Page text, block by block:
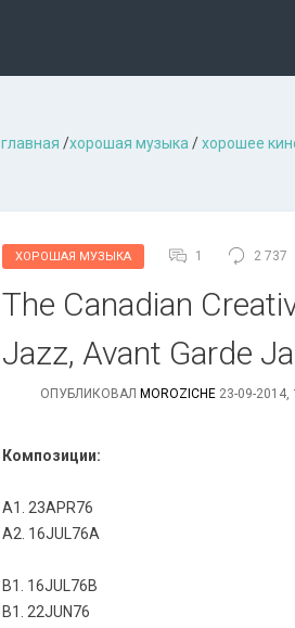
главная /хорошая музыкa /хорошее
ХОРОШАЯ МУЗЫКА 1 2 737
The Canadian
Jazz, Avant Garde
ОПУБЛИКОВАЛ MOROZICHE 23-09-2014,
Композиции:
A1. 23APR76
A2. 16JUL76A
B1. 16JUL76B
B1. 22JUN76